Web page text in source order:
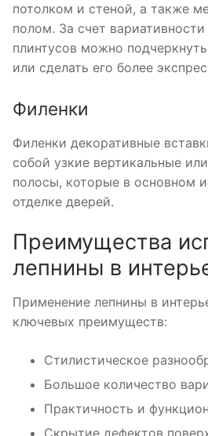
потолком и стеной, а также
полом. За счет
плинтусов можно
или сделать его более
Филенки
Филенки декоративные
собой узкие вертикальные
полосы, которые в основном
отделке дверей.
Преимущества
лепнины в
Применение лепнины в
ключевых преимуществ:
Стилистическое
Большое количество
Практичность и
Скрытие дефектов